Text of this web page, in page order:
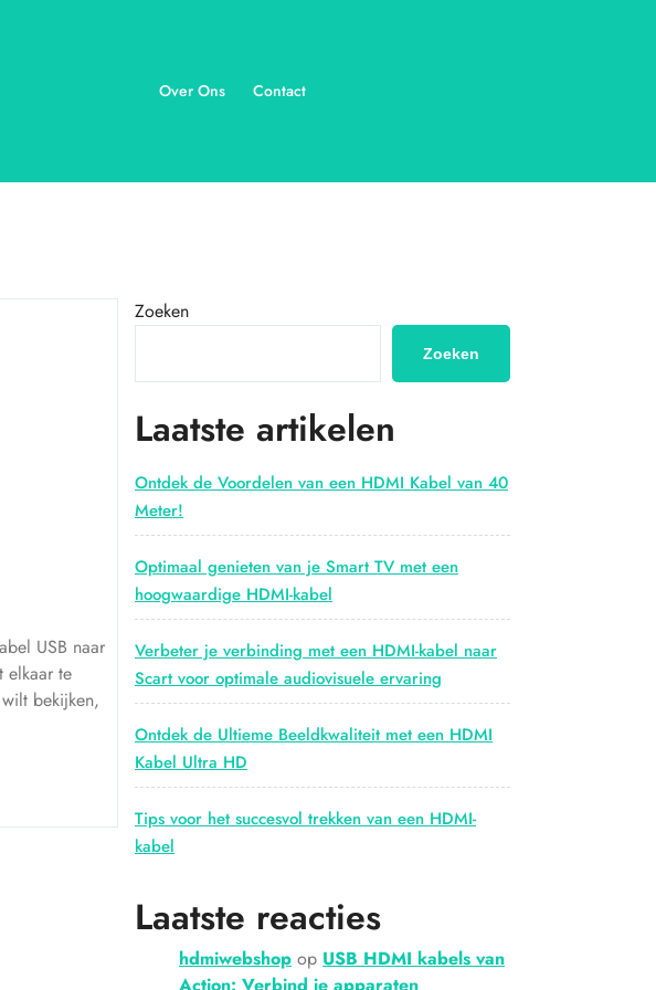
Over Ons Contact
USB naar
elkaar te
bekijken,
Zoeken
Zoeken
Laatste artikelen
Ontdek de Voordelen van een HDMI Kabel van 40
Meter!
Optimaal genieten van je Smart TV met een
hoogwaardige HDMI-kabel
Verbeter je verbinding met een HDMI-kabel naar
Scart voor optimale audiovisuele ervaring
Ontdek de Ultieme Beeldkwaliteit met een HDMI
Kabel Ultra HD
Tips voor het succesvol trekken van een HDMI-
kabel
Laatste reacties
hdmiwebshop op USB HDMI kabels van